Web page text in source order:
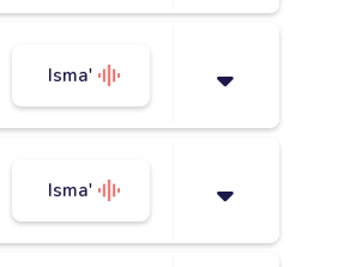
Isma'
Isma'